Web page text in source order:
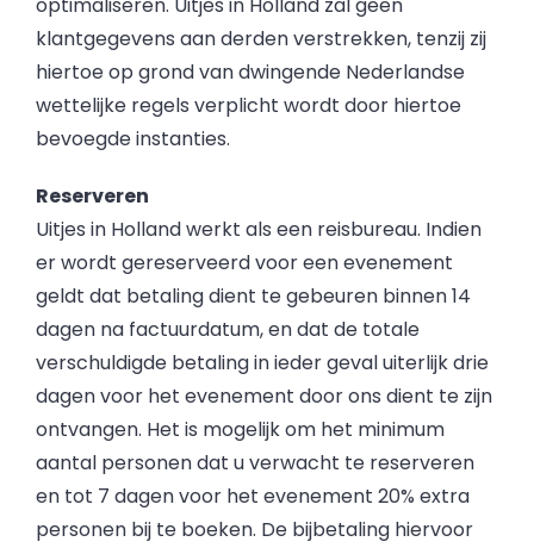
klantgegevens aan derden verstrekken, tenzij zij
hiertoe op grond van dwingende Nederlandse
wettelijke regels verplicht wordt door hiertoe
bevoegde instanties.
Reserveren
Uitjes in Holland werkt als een reisbureau. Indien
er wordt gereserveerd voor een evenement
geldt dat betaling dient te gebeuren binnen 14
dagen na factuurdatum, en dat de totale
verschuldigde betaling in ieder geval uiterlijk drie
dagen voor het evenement door ons dient te zijn
ontvangen. Het is mogelijk om het minimum
aantal personen dat u verwacht te reserveren
en tot 7 dagen voor het evenement 20% extra
personen bij te boeken. De bijbetaling hiervoor